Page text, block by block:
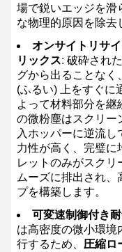
場で鋭いエッジを滑
な物理的原因を除去
オンサイトリサ
リックス: 破砕され
グから出ることなく
(ふるい) 上をすぐに
よって材料部分を
の微粉塵はスクリー
入ホッパーに逆流
力性が高く、完璧に
レットのみがスクリ
ムーズに排出され
プを構築します。
可変速制御付き
は高密度の微小環境
行するため、 圧縮ロ